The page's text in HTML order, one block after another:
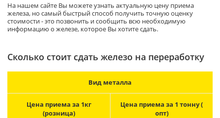
На нашем сайте Вы можете узнать актуальную цену приема
железа, но самый быстрый способ получить точную оценку
стоимости - это позвонить и сообщить всю необходимую
информацию о железе, которое Вы хотите сдать.
Сколько стоит сдать железо на переработку
Вид металла
Цена приема за 1кг
(розница)
Цена приема за 1 тонну (
опт)